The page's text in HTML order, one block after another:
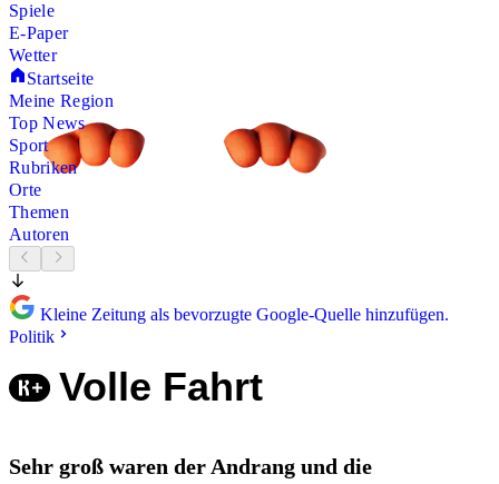
Spiele
E-Paper
Wetter
Startseite
Meine Region
Top News
Sport
Rubriken
Orte
Themen
Autoren
Kleine Zeitung als bevorzugte Google-Quelle hinzufügen.
Politik
Volle Fahrt
Sehr groß waren der Andrang und die